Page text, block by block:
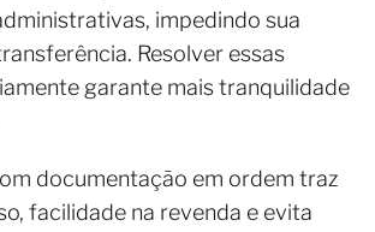
impedindo sua
Resolver essas
garante mais tranquilidade
documentação em ordem traz
facilidade na revenda e evita